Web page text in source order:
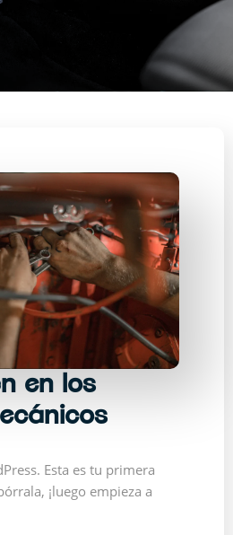
en los
Esta es tu primera
¡luego empieza a